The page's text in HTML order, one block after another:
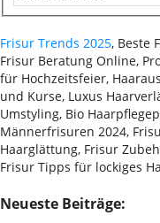
Frisur Trends 2025, Beste
Frisur Beratung Online,
für Hochzeitsfeier,
und Kurse, Luxus
Umstyling, Bio
Männerfrisuren 2024,
Haarglättung, Frisur
Frisur Tipps für lockiges
Neueste Beiträge: